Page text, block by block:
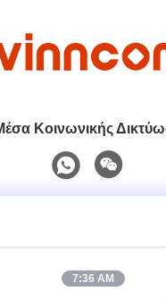
Κοινωνικής
65396351
7:36 AM